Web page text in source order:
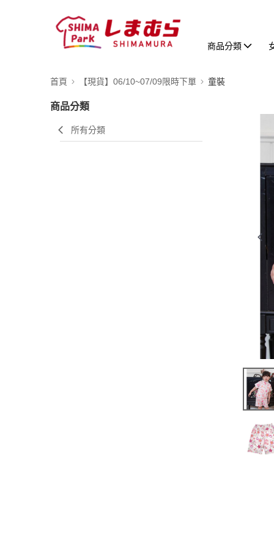
商品分類
首頁 【現貨】06/10~07/09限時下單 童裝
商品分類
所有分類